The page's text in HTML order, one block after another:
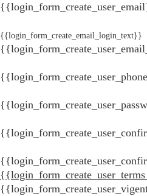
{{login_form_create_email_login_text}}